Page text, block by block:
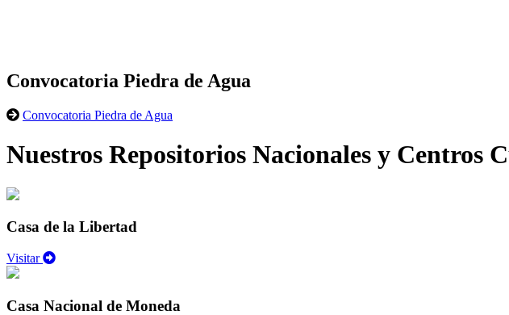
Convocatoria Piedra de Agua
Convocatoria Piedra de Agua
Nuestros Repositorios Nacionales y Centros
Casa de la Libertad
Visitar
Casa Nacional de Moneda